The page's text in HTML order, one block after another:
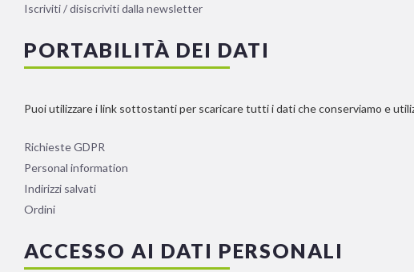
Iscriviti / disiscriviti dalla newsletter
PORTABILITÀ DEI DATI
Puoi utilizzare i link sottostanti per scaricare tutti i dati che conserviamo e
Richieste GDPR
Personal information
Indirizzi salvati
Ordini
ACCESSO AI DATI PERSONALI